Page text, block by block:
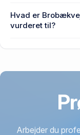
7950 Erslev
Hvad er
vurderet til?
Arbejder du